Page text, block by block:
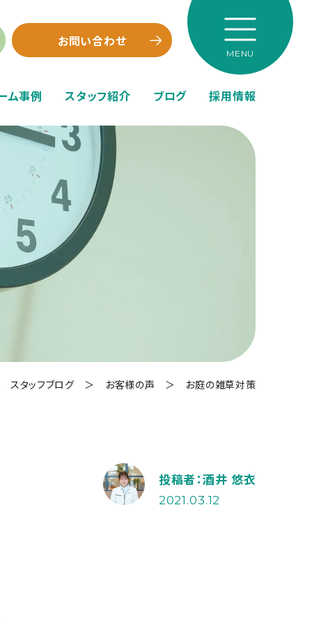
お問い合わせ
ム事例 スタッフ紹介 ブログ 採用情報
スタッフブログ＞ お客様の声 ＞ お庭の雑草対策
投稿者：酒井 悠衣
2021.03.12